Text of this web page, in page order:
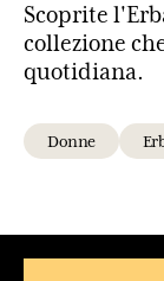
Scoprite
collezione
quotidiana.
Donne